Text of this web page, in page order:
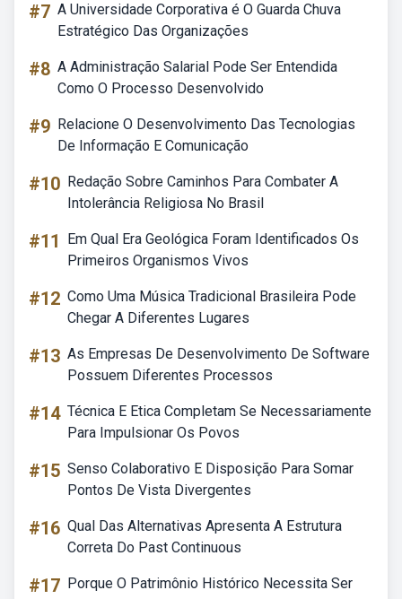
#7 A Universidade Corporativa é O Guarda Chuva
Estratégico Das Organizações
#8 A Administração Salarial Pode Ser Entendida
Como O Processo Desenvolvido
#9 Relacione O Desenvolvimento Das Tecnologias
De Informação E Comunicação
#10 Redação Sobre Caminhos Para Combater A
Intolerância Religiosa No Brasil
#11
Em Qual Era Geológica Foram Identificados Os
Primeiros Organismos Vivos
#12 Como Uma Música Tradicional Brasileira Pode
Chegar A Diferentes Lugares
#13 As Empresas De Desenvolvimento De Software
Possuem Diferentes Processos
#14 Técnica E Etica Completam Se Necessariamente
Para Impulsionar Os Povos
#15 Senso Colaborativo E Disposição Para Somar
Pontos De Vista Divergentes
#16 Qual Das Alternativas Apresenta A Estrutura
Correta Do Past Continuous
#17 Porque O Patrimônio Histórico Necessita Ser